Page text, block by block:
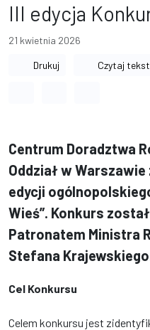
III edycja
21 kwietnia 2026
Drukuj Czytaj tekst
Centrum Doradztwa
Oddział w
edycji
Wieś”. Konkurs
Patronatem Ministra
Stefana
Cel Konkursu
Celem konkursu jest